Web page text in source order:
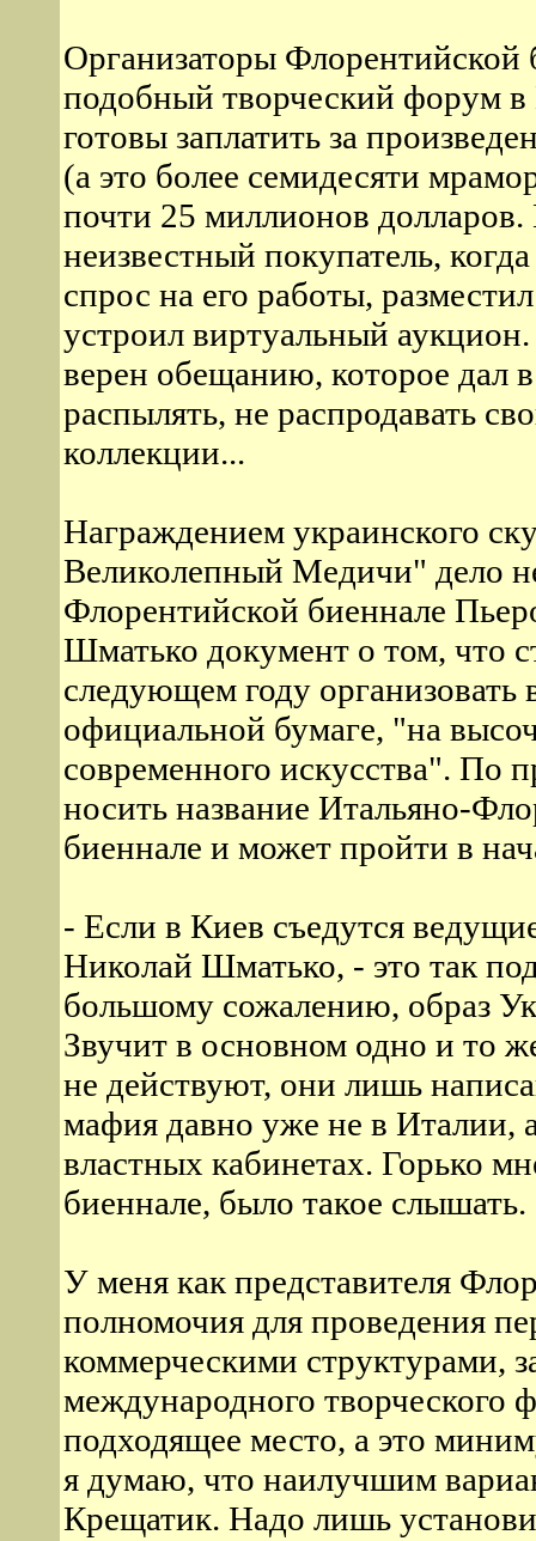
Организаторы
подобный творческий форум в
готовы заплатить за
(а это более семидесяти
почти 25 миллионов
неизвестный покупатель,
спрос на его работы,
устроил виртуальный
верен обещанию, которое дал
распылять, не распродавать
коллекции...
Награждением украинского
Великолепный Медичи" дело
Флорентийской биеннале
Шматько документ о том, что
следующем году организовать
официальной бумаге, "на
современного искусства". По
носить название Итальяно-
биеннале и может пройти в
- Если в Киев съедутся
Николай Шматько, - это так
большому сожалению, образ
Звучит в основном одно и то
не действуют, они лишь
мафия давно уже не в Италии,
властных кабинетах. Горько
биеннале, было такое слышать.
У меня как представителя
полномочия для проведения
коммерческими структурами,
международного творческого
подходящее место, а это
я думаю, что наилучшим
Крещатик. Надо лишь